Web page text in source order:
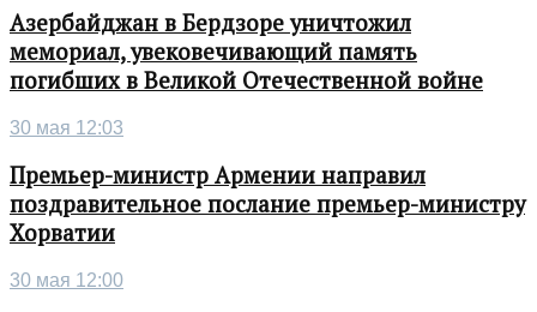
Азербайджан в Бердзоре уничтожил
мемориал, увековечивающий память
погибших в Великой Отечественной войне
30 мая 12:03
Премьер-министр Армении направил
поздравительное послание премьер-министру
Хорватии
30 мая 12:00